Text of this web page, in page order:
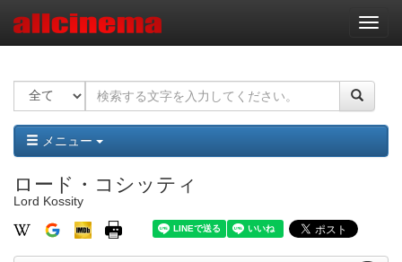
ナ
ビ
ー
ョ
ン
メニュー
ロード・コシッティ
Lord Kossity